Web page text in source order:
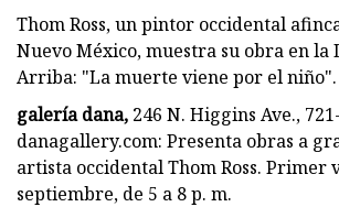
Thom Ross, un pintor occidental
Nuevo México, muestra su obra en la
Arriba: "La muerte viene por el niño".
galería dana, 246 N. Higgins Ave.,
danagallery.com: Presenta obras a
artista occidental Thom Ross. Primer
septiembre, de 5 a 8 p. m.